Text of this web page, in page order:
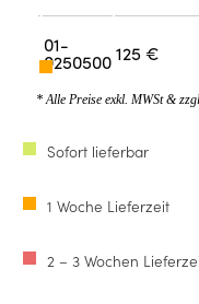
01-
0250500125 €
* Alle Preise exkl. MWSt &
Sofort lieferbar
1 Woche Lieferzeit
2 – 3 Wochen